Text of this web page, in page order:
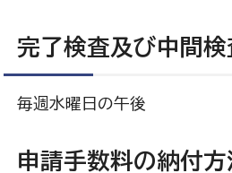
完了検査及び中間
毎週水曜日の午後
申請手数料の納付方